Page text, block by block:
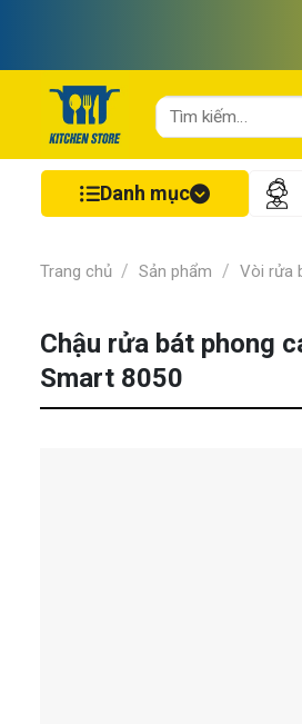
nội
Tìm
kiếm:
Danh mục
Trang chủ / Sản phẩm / Vòi rửa
Chậu rửa bát phong
Smart 8050